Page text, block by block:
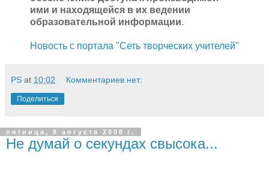
ими и находящейся в их ведении
образовательной информации.
Новость с портала "Сеть творческих учителей"
PS at 10:02 Комментариев нет:
Поделиться
пятница, 8 августа 2008 г.
Не думай о секундах свысока...